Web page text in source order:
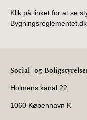
Klik på linket for at se
Bygningsreglementet.dk
Social- og
Holmens kanal 22
1060 København K